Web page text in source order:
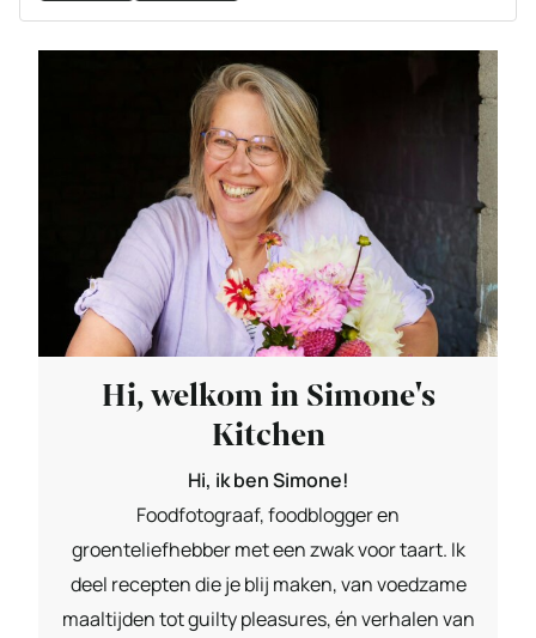
Hi, welkom in Simone's
Kitchen
Hi, ik ben Simone!
Foodfotograaf, foodblogger en
groenteliefhebber met een zwak voor taart. Ik
deel recepten die je blij maken, van voedzame
maaltijden tot guilty pleasures, én verhalen van